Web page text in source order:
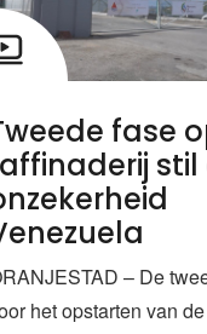
fase
– De
het opstarten van